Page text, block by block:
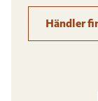
Händler